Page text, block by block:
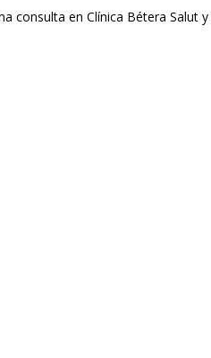
consulta en Clínica Bétera Salut